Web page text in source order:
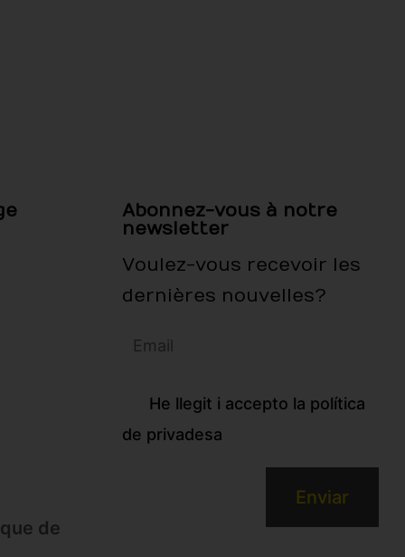
de
Abonnez-vous à notre
newsletter
Voulez-vous recevoir les
dernières nouvelles?
He llegit i accepto la política
de privadesa